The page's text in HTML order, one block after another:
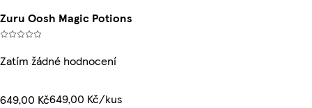
Zuru Oosh Magic Potions
Zatím žádné hodnocení
649,00 Kč649,00 Kč/kus